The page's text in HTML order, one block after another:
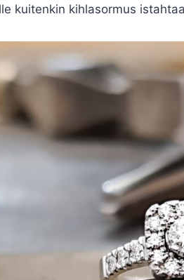
kuitenkin kihlasormus